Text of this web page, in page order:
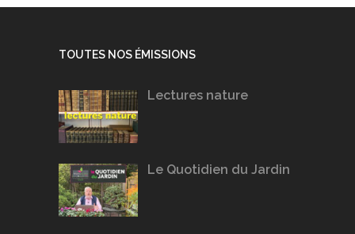
TOUTES NOS ÉMISSIONS
Lectures nature
Le Quotidien du Jardin